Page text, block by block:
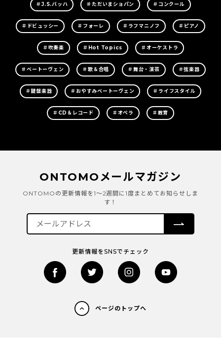
＃J.S.バッハ ＃ただいまショパン ＃コンクール
＃ドビュッシー ＃フォーレ ＃ラフマニノフ ＃ピアノ
＃吹奏楽 ＃Hot Topics ＃オーケストラ
＃ベートーヴェン ＃歌＆合唱 ＃舞台・演芸 ＃弦楽器
＃鍵盤楽器 ＃おやすみベートーヴェン ＃ライフスタイル
＃CD＆レコード ＃オペラ ＃教育
ONTOMOメールマガジン
ONTOMOの更新情報を1～2週間に1度まとめてお知らせしま
す！
更新情報をSNSでチェック
ページのトップへ